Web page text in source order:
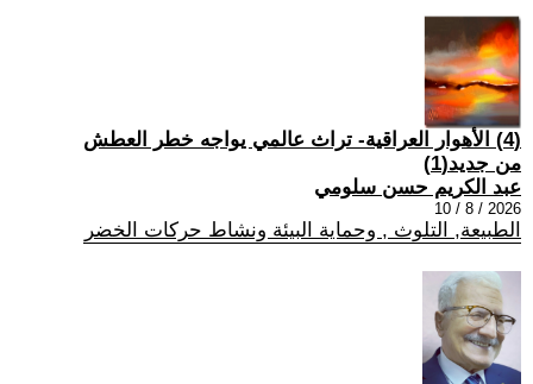
(4) الأهوار العراقية- تراث عالمي يواجه خطر العطش
من جديد(1)
عبد الكريم حسن سلومي
2026 / 8 / 10
الطبيعة, التلوث , وحماية البيئة ونشاط حركات الخضر